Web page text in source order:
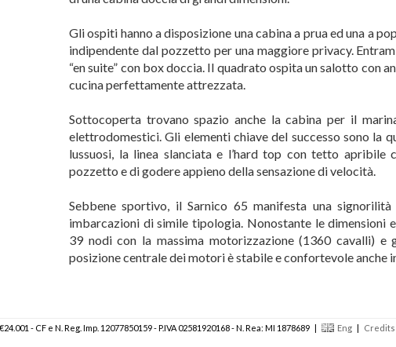
Gli ospiti hanno a disposizione una cabina a prua ed una a
indipendente dal pozzetto per una maggiore privacy.
“en suite” con box doccia. Il quadrato ospita un salotto con
cucina perfettamente attrezzata.
Sottocoperta trovano spazio anche la cabina per il
elettrodomestici. Gli elementi chiave del successo sono la
lussuosi, la linea slanciata e l’hard top con tetto apribile
pozzetto e di godere appieno della sensazione di velocità.
Sebbene sportivo, il Sarnico 65 manifesta una
imbarcazioni di simile tipologia. Nonostante le dimensioni
39 nodi con la massima motorizzazione (1360 cavalli) e
posizione centrale dei motori è stabile e confortevole anche
- CF e N. Reg. Imp. 12077850159 - P.IVA 02581920168 - N. Rea: MI 1878689 | Eng | Credits